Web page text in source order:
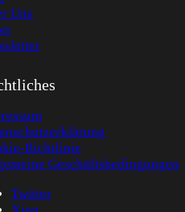
Uns
Richtlinie
Geschäftsbedingungen
Twitter